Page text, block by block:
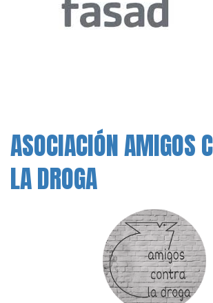
ASOCIACIÓN AMIGOS
LA DROGA